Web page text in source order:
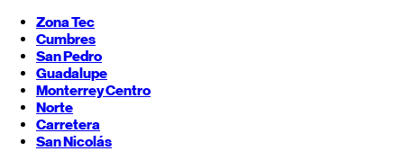
Zona Tec
Cumbres
San Pedro
Guadalupe
MonterreyCentro
Norte
Carretera
San Nicolás